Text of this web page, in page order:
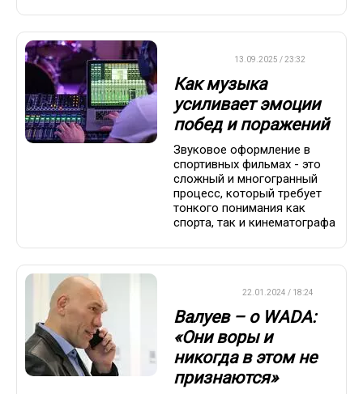
13.09.2025 / 23:32
Как музыка
усиливает эмоции
побед и поражений
Звуковое оформление в
спортивных фильмах - это
сложный и многогранный
процесс, который требует
тонкого понимания как
спорта, так и кинематографа
22.01.2024 / 18:24
Валуев – о WADA:
«Они воры и
никогда в этом не
признаются»